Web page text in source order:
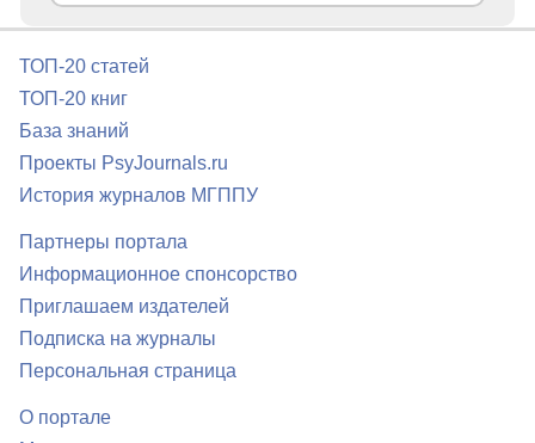
ТОП-20 статей
ТОП-20 книг
База знаний
Проекты PsyJournals.ru
История журналов МГППУ
Партнеры портала
Информационное спонсорство
Приглашаем издателей
Подписка на журналы
Персональная страница
О портале